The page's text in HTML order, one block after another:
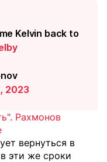
Kelvin back to
2023
Рахмонов
вернуться в
эти же сроки